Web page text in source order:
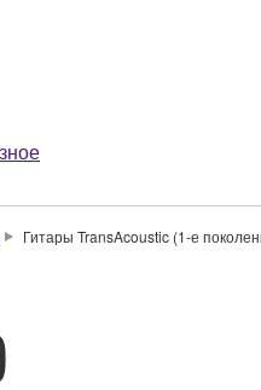
Гитары TransAcoustic (1-е